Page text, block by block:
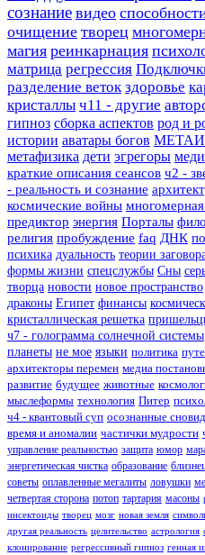
сознание видео
очищение творец
магия реинкарнация
матрица регрессия
разделение веток здоровье
кристаллы ч11 - другие
гипноз сборка аспектов род и
истории аватары богов
метафизика дети эгрегоры
краткие описания сеансов ч2 -
- реальность и сознание
космические войны
предиктор энергия Порталы
религия пробуждение faq ДНК
психика дуальность теории
формы жизни спецслужбы Сны
творца новости новое пространство
драконы Египет финансы
кристаллическая решетка
ч7 - голограмма солнечной системы
планеты не мое языки политика
архитекторы перемен медиа
развитие будущее животные
мыслеформы технология Питер
ч4 - квантовый суп осознанные
время и аномалии частички мудрости
управление реальностью защита юмор
энергетическая чистка образование
советы оплавленные мегалиты ловушки
четвертая сторона потоп тартария масоны
инсектоиды творец мозг новая земля
другая реальность целительство астрология
клонирование регрессивный гипноз генная